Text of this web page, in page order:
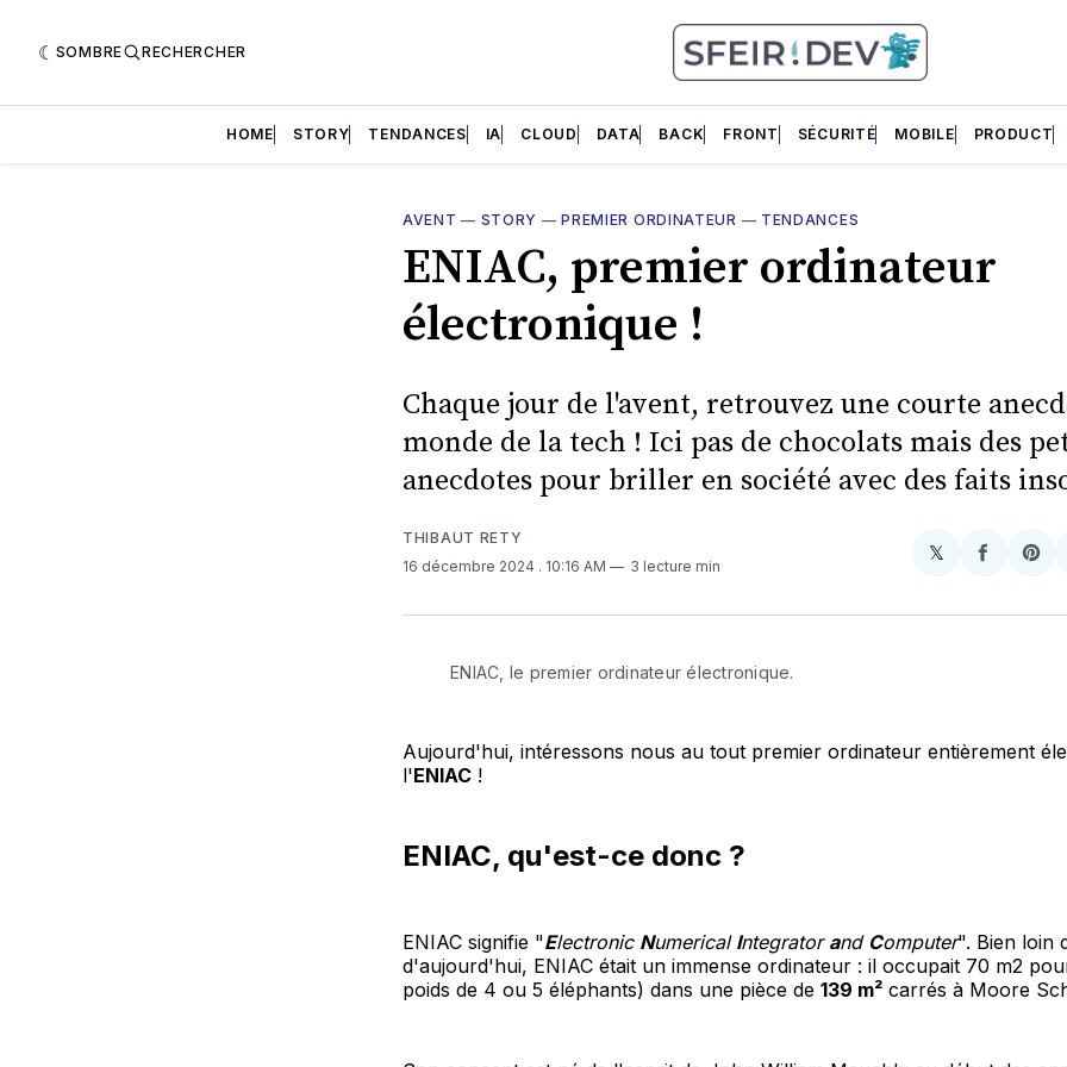
SOMBRE RECHERCHER
HOME STORY TENDANCES IA CLOUD DATA BACK FRONT SÉCURITÉ MOBILE PRODUCT
AVENT — STORY —PREMIER ORDINATEUR — TENDANCES
ENIAC, premier ordinateur
électronique !
Chaque jour de l'avent, retrouvez une courte
monde de la tech ! Ici pas de chocolats mais des
anecdotes pour briller en société avec des faits
THIBAUT RETY
16 décembre 2024 . 10:16 AM 3 lecture min
𝕏Share
X
Partager
ENIAC, le premier ordinateur électronique.
Aujourd'hui, intéressons nous au tout premier ordinateur entièrement
l'ENIAC !
ENIAC, qu'est-ce donc ?
ENIAC signifie "Electronic Numerical Integrator and Computer". Bien loin
d'aujourd'hui, ENIAC était un immense ordinateur : il occupait 70 m2
poids de 4 ou 5 éléphants) dans une pièce de 139 m² carrés à Moore